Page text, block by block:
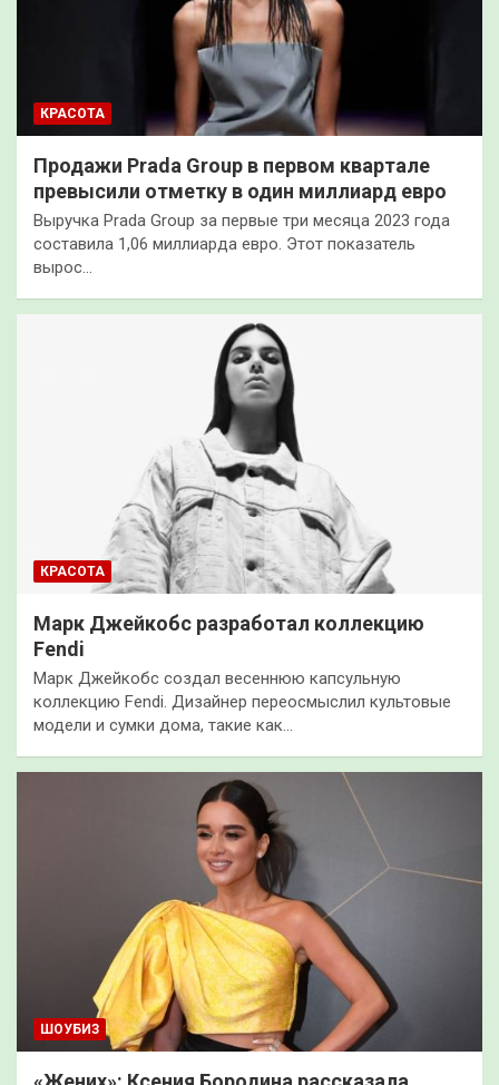
КРАСОТА
Продажи Prada Group в первом квартале
превысили отметку в один миллиард евро
Выручка Prada Group за первые три месяца 2023 года
составила 1,06 миллиарда евро. Этот показатель
вырос…
КРАСОТА
Марк Джейкобс разработал коллекцию
Fendi
Марк Джейкобс создал весеннюю капсульную
коллекцию Fendi. Дизайнер переосмыслил культовые
модели и сумки дома, такие как…
ШОУБИЗ